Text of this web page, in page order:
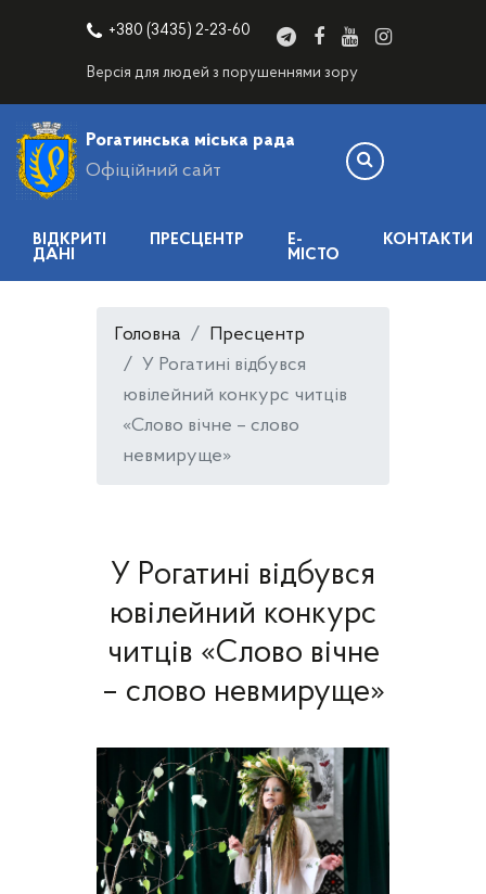
+380 (3435) 2-23-60
Версія для людей з порушеннями зору
Рогатинська міська рада
Офіційний сайт
ВІДКРИТІ
ДАНІ
ПРЕСЦЕНТР
E-
МІСТО
КОНТАКТИ
Головна
Пресцентр
У Рогатині відбувся
ювілейний конкурс читців
«Слово вічне – слово
невмируще»
У Рогатині відбувся
ювілейний конкурс
читців «Слово вічне
– слово невмируще»